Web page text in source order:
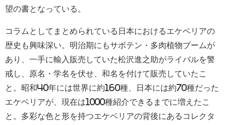
望の書となっている。
コラムとしてまとめられている日本におけるエケベリアの
歴史も興味深い。明治期にもサボテン・多肉植物ブームが
あり、一手に輸入販売していた松沢進之助がライバルを警
戒し、原名・学名を伏せ、和名を付けて販売していたこ
と。昭和40年には世界に約160種、日本には約70種だった
エケベリアが、現在は1000種紹介できるまでに増えたこ
と。多彩な色と形を持つエケベリアの背後にあるコレクタ